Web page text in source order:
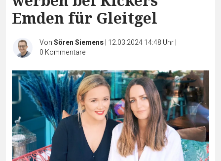
Emden für Gleitgel
VonSören Siemens| 12.03.2024 14:48 Uhr|
0 Kommentare